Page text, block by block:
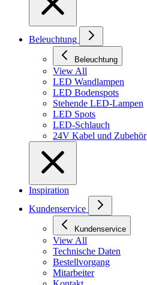
Beleuchtung
Beleuchtung
View All
LED Wandlampen
LED Bodenspots
Stehende LED-Lampen
LED Spots
LED-Schlauch
24V Kabel und Zubehör
Inspiration
Kundenservice
Kundenservice
View All
Technische Daten
Bestellvorgang
Mitarbeiter